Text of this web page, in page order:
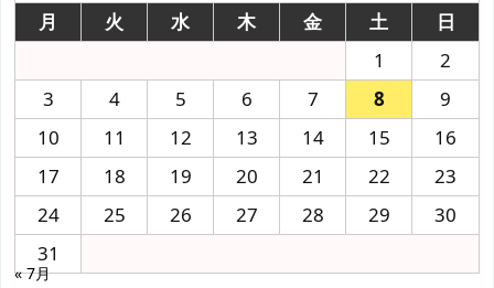
月
火 水 木 金 土
日
1
2
3
4 5 6 7 8
9
10
11 12 13 14 15
16
17
18 19 20 21 22
23
24
25 26 27 28 29
30
31
« 7月